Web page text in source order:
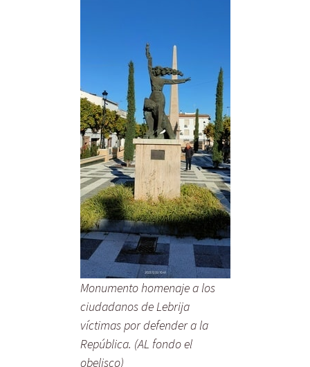
Monumento homenaje a los
ciudadanos de Lebrija
víctimas por defender a la
República. (AL fondo el
obelisco)